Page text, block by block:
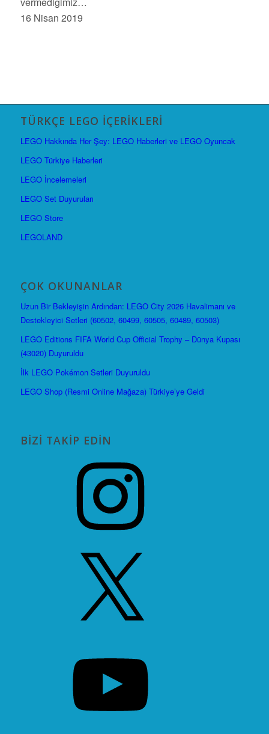
16 Nisan 2019
TÜRKÇE LEGO İÇERIKLERI
LEGO Hakkında Her Şey: LEGO Haberleri ve LEGO Oyuncak
LEGO Türkiye Haberleri
LEGO İncelemeleri
LEGO Set Duyuruları
LEGO Store
LEGOLAND
ÇOK OKUNANLAR
Uzun Bir Bekleyişin Ardından: LEGO City 2026 Havalimanı ve
Destekleyici Setleri (60502, 60499, 60505, 60489, 60503)
LEGO Editions FIFA World Cup Official Trophy – Dünya Kupası
(43020) Duyuruldu
İlk LEGO Pokémon Setleri Duyuruldu
LEGO Shop (Resmi Online Mağaza) Türkiye’ye Geldi
BIZI TAKIP EDIN